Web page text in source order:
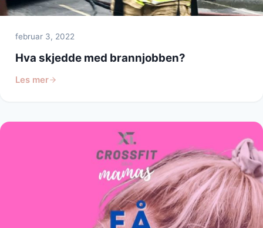
februar 3, 2022
Hva skjedde med brannjobben?
Les mer